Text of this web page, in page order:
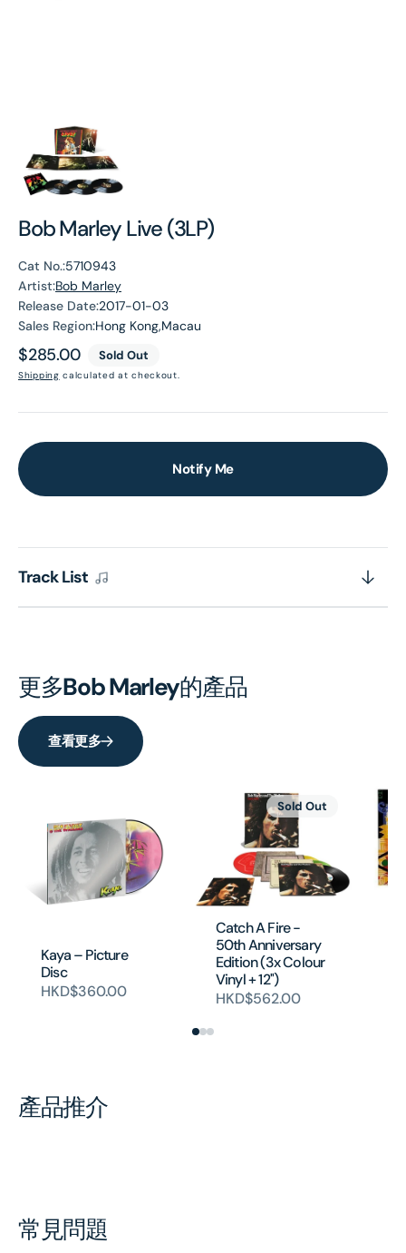
Bob Marley Live (3LP)
Cat No.:5710943
Artist:Bob Marley
Release Date:2017-01-03
Sales Region:Hong Kong,Macau
Regular
price
$285.00 Sold Out
Shipping calculated at checkout.
Notify Me
Track List
更多Bob Marley的產品
查看更多
Kaya – Picture
Disc
HKD$360.00
Catch A Fire -
50th Anniversary
Edition (3x Colour
Vinyl + 12'')
HKD$562.00
Sold Out
產品推介
常見問題